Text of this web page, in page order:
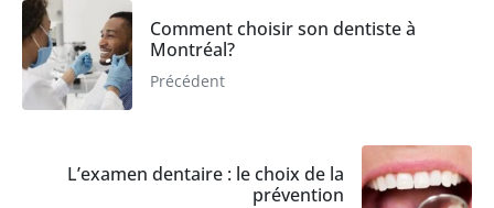
Comment choisir son dentiste à
Montréal?
Précédent
L’examen dentaire : le choix de la
prévention